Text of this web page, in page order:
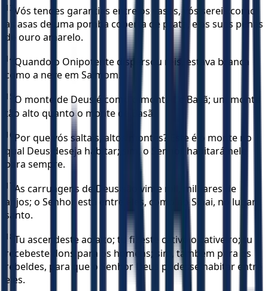
13 Vós tendes garantias entre os vasos, vós sereis como
as asas de uma pomba coberta de prata, e as suas penas
de ouro amarelo.
14 Quando o Onipotente dispersou reis, estava branca
como a neve em Salmom.
15 O monte de Deus é como o monte de Basã; um monte
tão alto quanto o monte de Basã.
16 Por que vós saltais, altos montes? Este é o monte no
qual Deus deseja habitar; sim, o Senhor habitará nele
para sempre.
17 As carruagens de Deus são vinte mil, milhares de
anjos; o Senhor está entre eles, como no Sinai, no lugar
santo.
18 Tu ascendeste ao alto; tu fizeste cativo o cativeiro; tu
recebeste dons para os homens; sim, também para os
rebeldes, para que o Senhor Deus pudesse habitar entre
eles.